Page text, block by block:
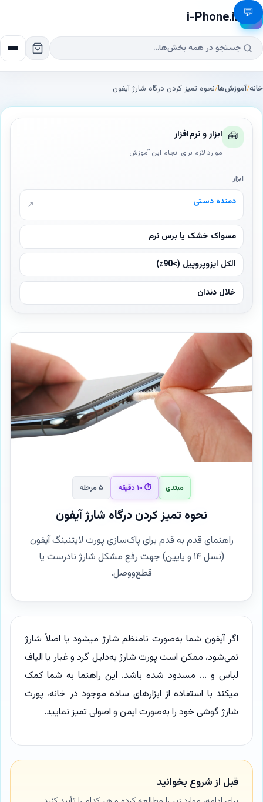
📱
i-Phone.ir
خانه/آموزش‌ها/نحوه تمیز کردن درگاه شارژ آیفون
🧰 ابزار و نرم‌افزار
موارد لازم برای انجام این آموزش
ابزار
دمنده دستی ↗
مسواک خشک یا برس نرم
الکل ایزوپروپیل (>90٪)
خلال دندان
مبتدی ⏱ ۱۰ دقیقه ۵ مرحله
نحوه تمیز کردن درگاه شارژ آیفون
راهنمای قدم به قدم برای پاک‌سازی پورت لایتنینگ آیفون
(نسل ۱۴ و پایین) جهت رفع مشکل شارژ نادرست یا
قطع‌و‌وصل.
اگر آیفون شما به‌صورت نامنظم شارژ میشود یا اصلاً شارژ
نمی‌شود، ممکن است پورت شارژ به‌دلیل گرد و غبار یا الیاف
لباس و ... مسدود شده باشد. این راهنما به شما کمک
میکند با استفاده از ابزارهای ساده موجود در خانه، پورت
شارژ گوشی خود را به‌صورت ایمن و اصولی تمیز نمایید.
قبل از شروع بخوانید
💬